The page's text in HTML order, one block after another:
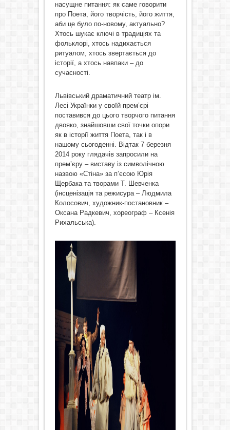
насущне питання: як саме говорити
про Поета, його творчість, його життя,
аби це було по-новому, актуально?
Хтось шукає ключі в традиціях та
фольклорі, хтось надихається
ритуалом, хтось звертається до
історії, а хтось навпаки – до
сучасності.
Львівський драматичний театр ім.
Лесі Українки у своїй прем’єрі
поставився до цього творчого питання
двояко, знайшовши свої точки опори
як в історії життя Поета, так і в
нашому сьогоденні. Відтак 7 березня
2014 року глядачів запросили на
прем’єру – виставу із символічною
назвою «Стіна» за п’єсою Юрія
Щербака та творами Т. Шевченка
(інсценізація та режисура – Людмила
Колосович, художник‑постановник –
Оксана Радкевич, хореограф – Ксенія
Рихальська).